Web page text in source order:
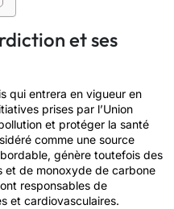
et ses
qui entrera en vigueur en
prises par l’Union
et protéger la santé
comme une source
génère toutefois des
et de monoxyde de carbone
responsables de
et cardiovasculaires.